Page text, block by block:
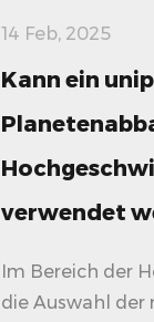
14 Feb, 2025
Kann ein
verwendet
Im Bereich der
die Auswahl der